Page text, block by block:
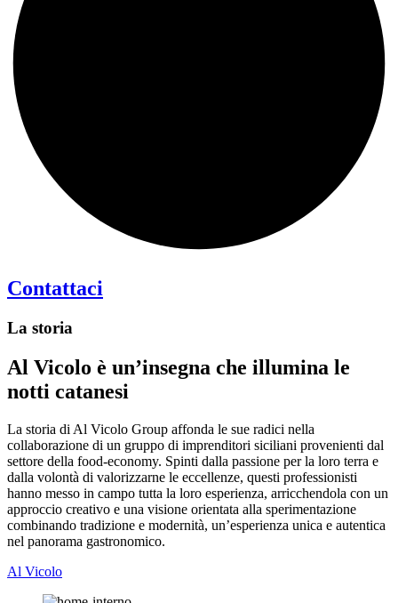
Contattaci
La storia
Al Vicolo è un’insegna che illumina le
notti catanesi
La storia di Al Vicolo Group affonda le sue radici nella
collaborazione di un gruppo di imprenditori siciliani provenienti dal
settore della food-economy. Spinti dalla passione per la loro terra e
dalla volontà di valorizzarne le eccellenze, questi professionisti
hanno messo in campo tutta la loro esperienza, arricchendola con un
approccio creativo e una visione orientata alla sperimentazione
combinando tradizione e modernità, un’esperienza unica e autentica
nel panorama gastronomico.
Al Vicolo